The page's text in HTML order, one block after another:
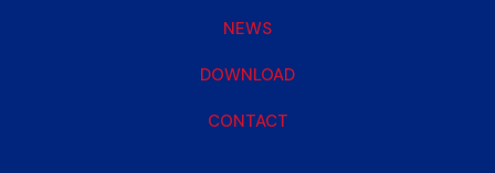
NEWS
DOWNLOAD
CONTACT